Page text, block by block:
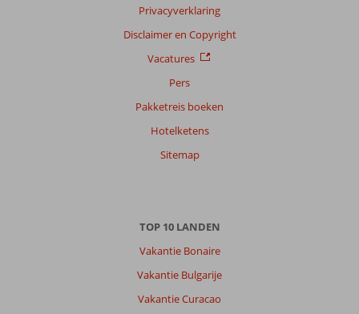
Privacyverklaring
Disclaimer en Copyright
Vacatures
Pers
Pakketreis boeken
Hotelketens
Sitemap
TOP 10 LANDEN
Vakantie Bonaire
Vakantie Bulgarije
Vakantie Curacao